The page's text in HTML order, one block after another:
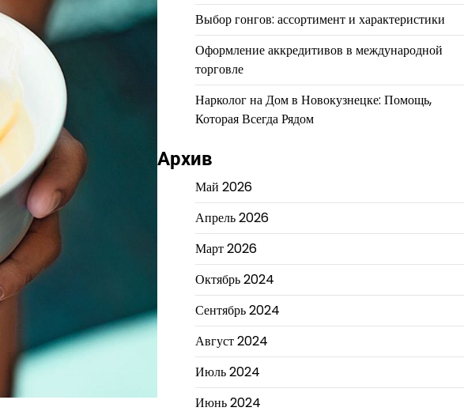
Выбор гонгов: ассортимент и характеристики
Оформление аккредитивов в международной
торговле
Нарколог на Дом в Новокузнецке: Помощь,
Которая Всегда Рядом
Архив
Май 2026
Апрель 2026
Март 2026
Октябрь 2024
Сентябрь 2024
Август 2024
Июль 2024
Июнь 2024